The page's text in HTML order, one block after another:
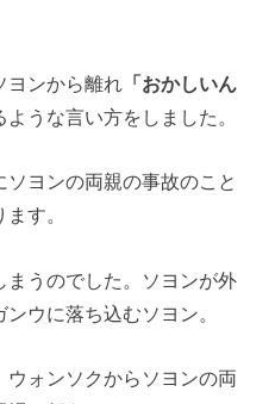
ヨンから離れ 「おかしいん
うな言い方をしました。
ヨンの両親の事故のこと
す。
まうのでした。ソヨンが外
ウに落ち込むソヨン。
ウォンソクからソヨンの両